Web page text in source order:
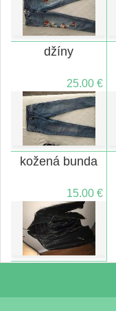
džíny
25.00 €
kožená bunda
15.00 €